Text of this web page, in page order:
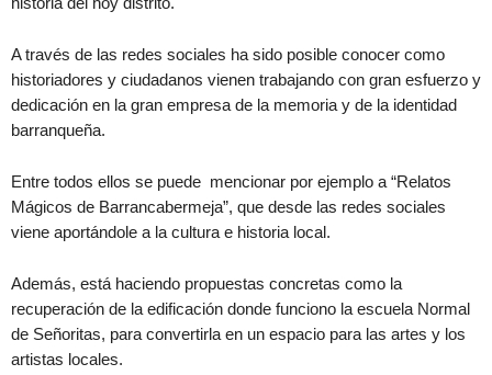
A través de las redes sociales ha sido posible conocer como
historiadores y ciudadanos vienen trabajando con gran esfuerzo y
dedicación en la gran empresa de la memoria y de la identidad
barranqueña.
Entre todos ellos se puede mencionar por ejemplo a “Relatos
Mágicos de Barrancabermeja”, que desde las redes sociales
viene aportándole a la cultura e historia local.
Además, está haciendo propuestas concretas como la
recuperación de la edificación donde funciono la escuela Normal
de Señoritas, para convertirla en un espacio para las artes y los
artistas locales.